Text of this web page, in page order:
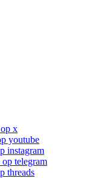
x
youtube
instagram
telegram
threads